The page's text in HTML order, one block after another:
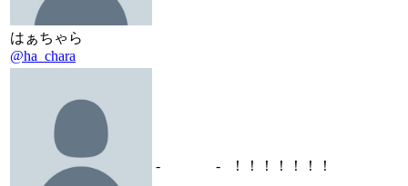
はぁちゃら
@ha_chara
- - ！！！！！！！